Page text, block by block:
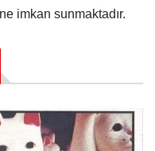
imkan sunmaktadır.